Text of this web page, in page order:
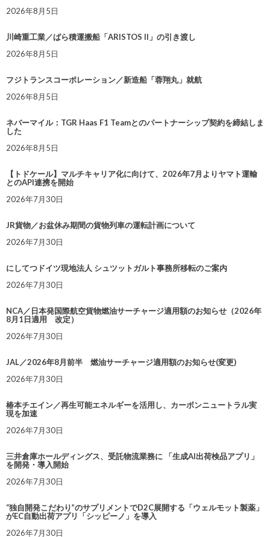
2026年8月5日
川崎重工業／ばら積運搬船「ARISTOS II」の引き渡し
2026年8月5日
フジトランスコーポレーション／新造船「蓉翔丸」就航
2026年8月5日
ネバーマイル：TGR Haas F1 Teamとのパートナーシップ契約を締結しま
した
2026年8月5日
【トドケール】マルチキャリア化に向けて、2026年7月よりヤマト運輸
とのAPI連携を開始
2026年7月30日
JR貨物／お盆休み期間の貨物列車の運転計画について
2026年7月30日
にしてつドイツ現地法人 シュツットガルト事務所移転のご案内
2026年7月30日
NCA／日本発国際航空貨物燃油サーチャージ適用額のお知らせ（2026年
8月1日適用 改定）
2026年7月30日
JAL／2026年8月前半 燃油サーチャージ適用額のお知らせ(変更)
2026年7月30日
椿本チエイン／再生可能エネルギーを活用し、カーボンニュートラル実
現を加速
2026年7月30日
三井倉庫ホールディングス、受託物流業務に 「生成AI出荷検品アプリ」
を開発・導入開始
2026年7月30日
“独自開発こだわり”のサプリメントでD2C展開する「ウェルモット製薬」
がEC自動出荷アプリ「シッピーノ」を導入
2026年7月30日